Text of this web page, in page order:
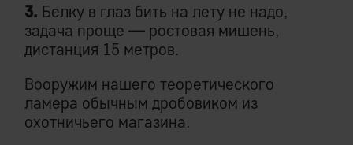
3. Белку в глаз бить на лету не надо,
задача проще — ростовая мишень,
дистанция 15 метров.
Вооружим нашего теоретического
ламера обычным дробовиком из
охотничьего магазина.